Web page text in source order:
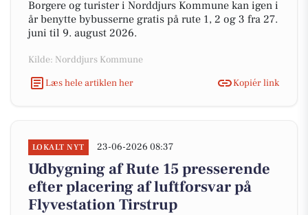
Borgere og turister i Norddjurs Kommune kan igen i
år benytte bybusserne gratis på rute 1, 2 og 3 fra 27.
juni til 9. august 2026.
Kilde: Norddjurs Kommune
Læs hele artiklen her
Kopiér link
LOKALT NYT 23-06-2026 08:37
Udbygning af Rute 15 presserende
efter placering af luftforsvar på
Flyvestation Tirstrup